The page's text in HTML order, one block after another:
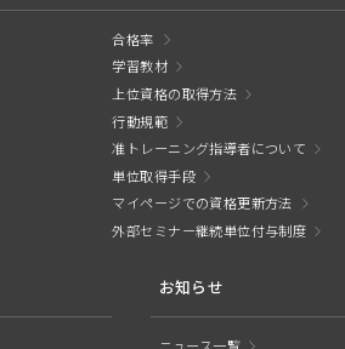
合格率
学習教材
上位資格の取得方法
行動規範
准トレーニング指導者について
単位取得手段
マイページでの資格更新方法
外部セミナー継続単位付与制度
お知らせ